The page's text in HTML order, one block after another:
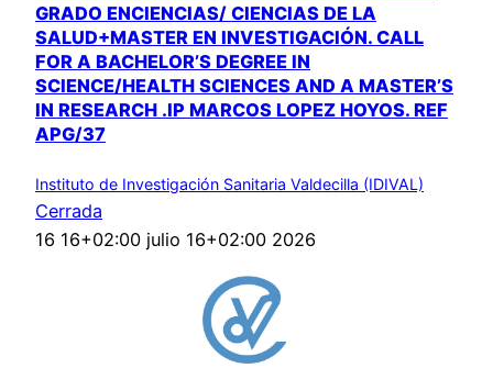
GRADO ENCIENCIAS/ CIENCIAS DE LA
SALUD+MASTER EN INVESTIGACIÓN. CALL
FOR A BACHELOR’S DEGREE IN
SCIENCE/HEALTH SCIENCES AND A MASTER’S
IN RESEARCH .IP MARCOS LOPEZ HOYOS. REF
APG/37
Instituto de Investigación Sanitaria Valdecilla (IDIVAL)
Cerrada
16 16+02:00 julio 16+02:00 2026